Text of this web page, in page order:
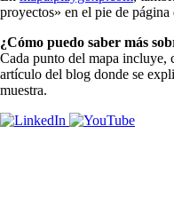
proyectos» en el pie de
¿Cómo puedo saber más
Cada punto del mapa incluye,
artículo del blog donde se
muestra.